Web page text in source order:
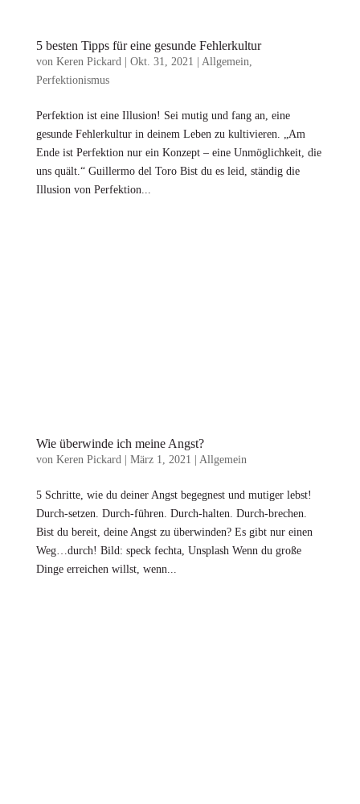
5 besten Tipps für eine gesunde Fehlerkultur
von Keren Pickard Okt. 31, 2021 Allgemein
Perfektionismus
Perfektion ist eine Illusion! Sei mutig und fang an, eine
gesunde Fehlerkultur in deinem Leben zu kultivieren. „Am
Ende ist Perfektion nur ein Konzept – eine Unmöglichkeit, die
uns quält.“ Guillermo del Toro Bist du es leid, ständig die
Illusion von Perfektion...
Wie überwinde ich meine Angst?
von Keren Pickard März 1, 2021 Allgemein
5 Schritte, wie du deiner Angst begegnest und mutiger lebst!
Durch-setzen. Durch-führen. Durch-halten. Durch-brechen.
Bist du bereit, deine Angst zu überwinden? Es gibt nur einen
Weg…durch! Bild: speck fechta, Unsplash Wenn du große
Dinge erreichen willst, wenn...